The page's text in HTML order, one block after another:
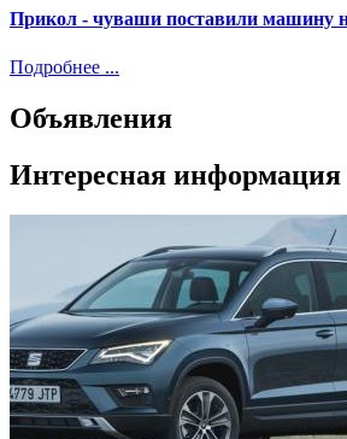
Прикол - чуваши поставили машину
Подробнее ...
Объявления
Интересная информация